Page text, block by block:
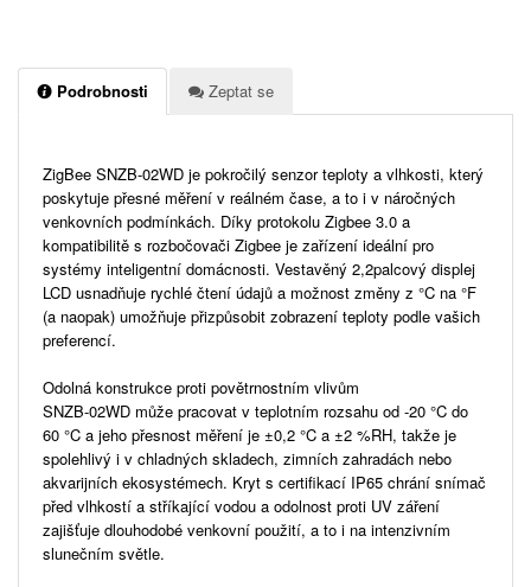
Podrobnosti Zeptat se
ZigBee SNZB-02WD je pokročilý senzor teploty a vlhkosti, který
poskytuje přesné měření v reálném čase, a to i v náročných
venkovních podmínkách. Díky protokolu Zigbee 3.0 a
kompatibilitě s rozbočovači Zigbee je zařízení ideální pro
systémy inteligentní domácnosti. Vestavěný 2,2palcový displej
LCD usnadňuje rychlé čtení údajů a možnost změny z °C na °F
(a naopak) umožňuje přizpůsobit zobrazení teploty podle vašich
preferencí.
Odolná konstrukce proti povětrnostním vlivům
SNZB-02WD může pracovat v teplotním rozsahu od -20 °C do
60 °C a jeho přesnost měření je ±0,2 °C a ±2 %RH, takže je
spolehlivý i v chladných skladech, zimních zahradách nebo
akvarijních ekosystémech. Kryt s certifikací IP65 chrání snímač
před vlhkostí a stříkající vodou a odolnost proti UV záření
zajišťuje dlouhodobé venkovní použití, a to i na intenzivním
slunečním světle.